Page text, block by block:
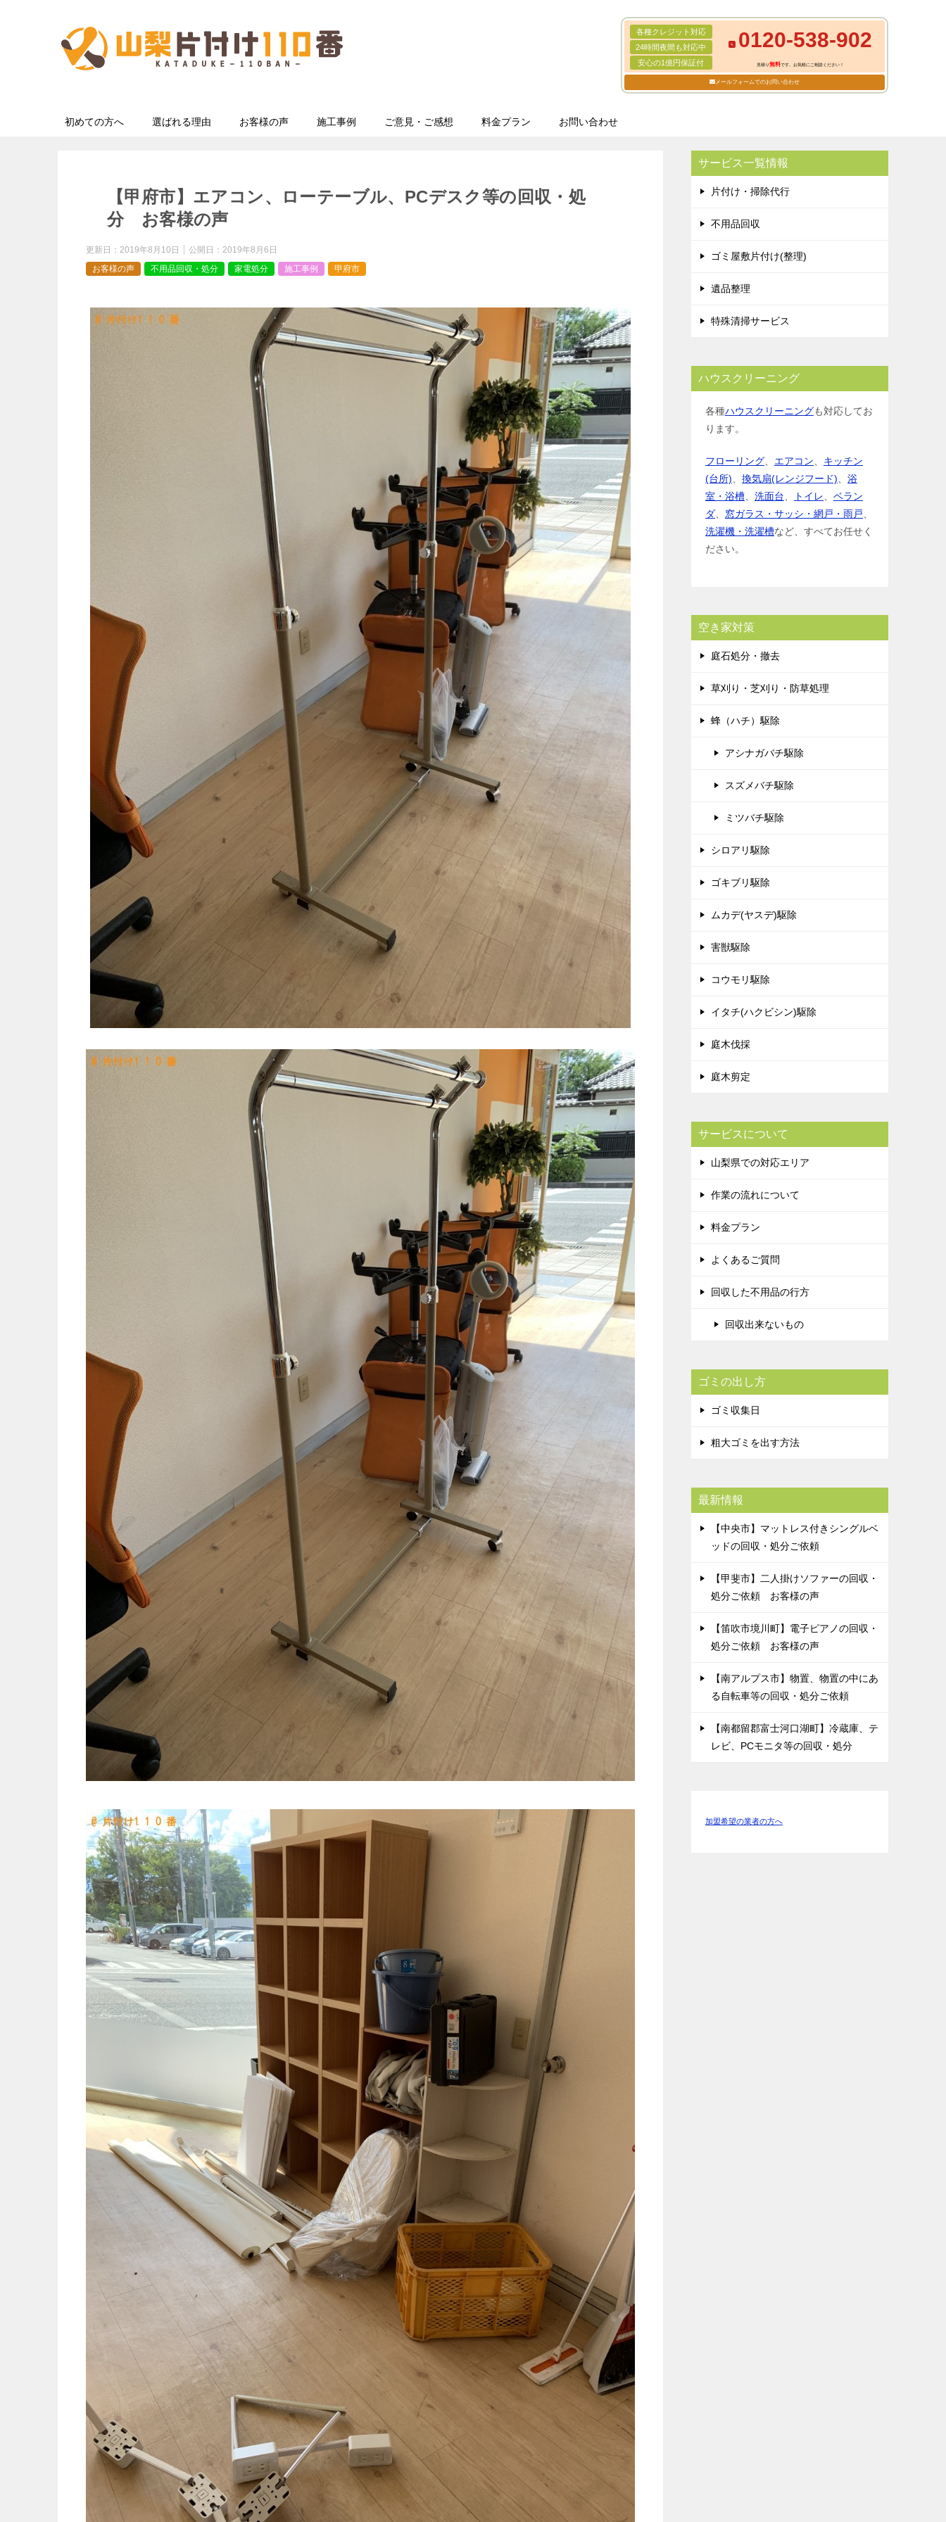
各種クレジット対応
24時間夜間も対応中
安心の1億円保証付
0120-538-902
見積り無料です。お気軽にご相談ください！
メールフォームでのお問い合わせ
初めての方へ 選ばれる理由 お客様の声 施工事例 ご意見・ご感想 料金プラン お問い合わせ
【甲府市】エアコン、ローテーブル、PCデスク等の回収・処
分 お客様の声
更新日： 2019年8月10日 公開日： 2019年8月6日
お客様の声
不用品回収・処分 家電処分 施工事例 甲府市
サービス一覧情報
片付け・掃除代行
不用品回収
ゴミ屋敷片付け(整理)
遺品整理
特殊清掃サービス
ハウスクリーニング
各種ハウスクリーニングも対応してお
ります。
フローリング エアコン
キッチン
(台所)
換気扇(レンジフード)
浴
室・浴槽
洗面台 トイレ
ベラン
ダ
窓ガラス・サッシ・網戸・雨戸
洗濯機・洗濯槽など、すべてお任せく
ださい。
空き家対策
庭石処分・撤去
草刈り・芝刈り・防草処理
蜂（ハチ）駆除
アシナガバチ駆除
スズメバチ駆除
ミツバチ駆除
シロアリ駆除
ゴキブリ駆除
ムカデ(ヤスデ)駆除
害獣駆除
コウモリ駆除
イタチ(ハクビシン)駆除
庭木伐採
庭木剪定
サービスについて
山梨県での対応エリア
作業の流れについて
料金プラン
よくあるご質問
回収した不用品の行方
回収出来ないもの
ゴミの出し方
ゴミ収集日
粗大ゴミを出す方法
最新情報
【中央市】マットレス付きシングルベ
ッドの回収・処分ご依頼
【甲斐市】二人掛けソファーの回収・
処分ご依頼 お客様の声
【笛吹市境川町】電子ピアノの回収・
処分ご依頼 お客様の声
【南アルプス市】物置、物置の中にあ
る自転車等の回収・処分ご依頼
【南都留郡富士河口湖町】冷蔵庫、テ
レビ、PCモニタ等の回収・処分
加盟希望の業者の方へ